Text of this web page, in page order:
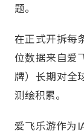
题。
在正式开拆每
位数据来自爱
牌）长期对全
测绘积累。
爱飞乐游作为